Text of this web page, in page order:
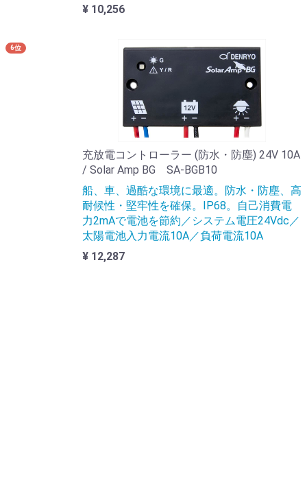
¥ 10,256
6位
充放電コントローラー (防水・防塵) 24V 10A
/ Solar Amp BG SA-BGB10
船、車、過酷な環境に最適。防水・防塵、高
耐候性・堅牢性を確保。IP68。自己消費電
力2mAで電池を節約／システム電圧24Vdc／
太陽電池入力電流10A／負荷電流10A
¥ 12,287